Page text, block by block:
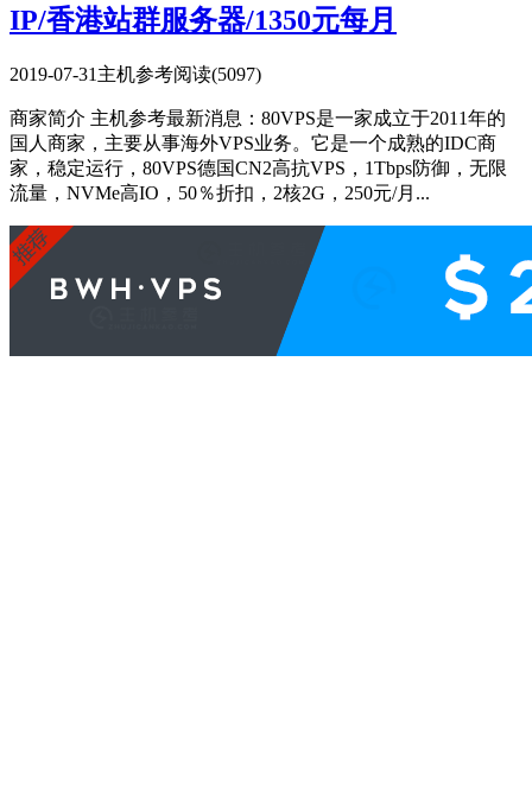
IP/香港站群服务器/1350元每月
2019-07-31 主机参考阅读(5097)
商家简介 主机参考最新消息：80VPS是一家成立于2011年的
国人商家，主要从事海外VPS业务。它是一个成熟的IDC商
家，稳定运行，80VPS德国CN2高抗VPS，1Tbps防御，无限
流量，NVMe高IO，50％折扣，2核2G，250元/月...